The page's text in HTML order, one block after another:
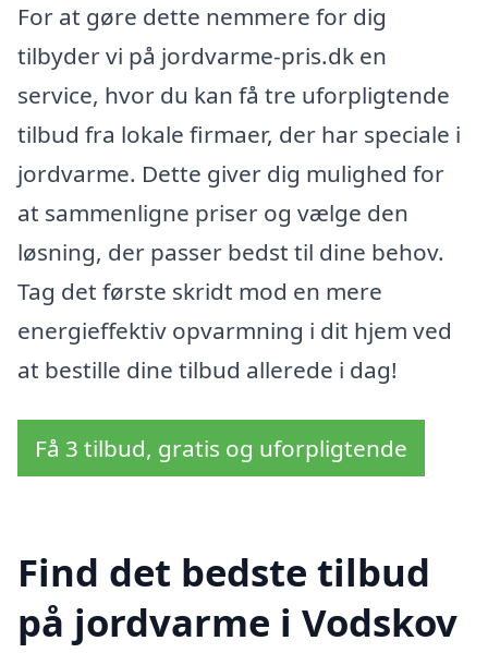
For at gøre dette nemmere for dig
tilbyder vi på jordvarme-pris.dk en
service, hvor du kan få tre uforpligtende
tilbud fra lokale firmaer, der har speciale i
jordvarme. Dette giver dig mulighed for
at sammenligne priser og vælge den
løsning, der passer bedst til dine behov.
Tag det første skridt mod en mere
energieffektiv opvarmning i dit hjem ved
at bestille dine tilbud allerede i dag!
Få 3 tilbud, gratis og uforpligtende
Find det bedste tilbud
på jordvarme i Vodskov